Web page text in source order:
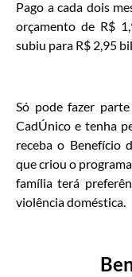
Pago a cada dois
orçamento de R$
subiu para R$ 2,95
Só pode fazer
CadÚnico e tenha
receba o Benefício
que criou o
família terá
violência doméstica.